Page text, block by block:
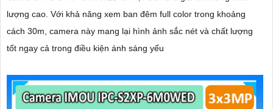
lượng cao. Với khả năng xem ban đêm full color trong khoảng
cách 30m, camera này mang lại hình ảnh sắc nét và chất lượng
tốt ngay cả trong điều kiện ánh sáng yếu